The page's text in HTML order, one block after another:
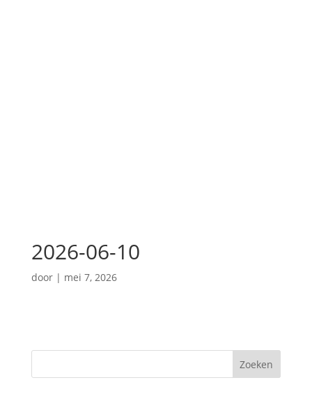
2026-06-10
door | mei 7, 2026
Zoeken